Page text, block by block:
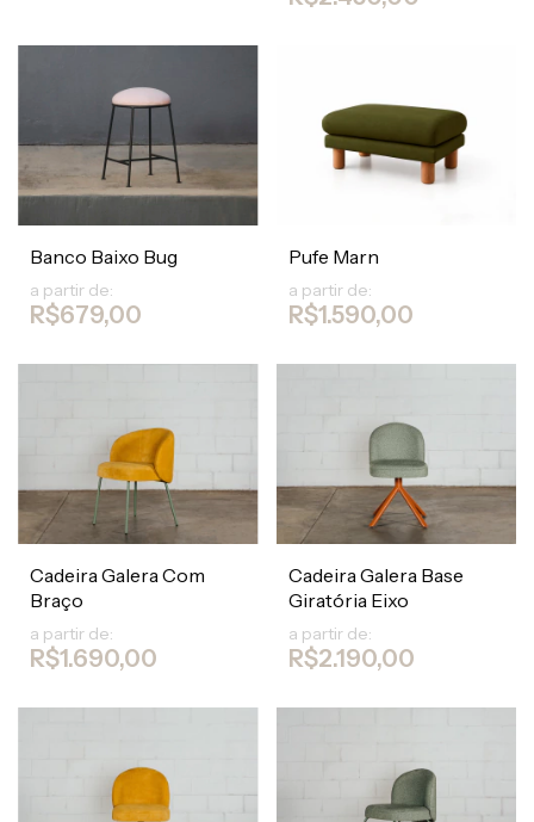
Banco Baixo Bug
a partir de:
R$679,00
Pufe Marn
a partir de:
R$1.590,00
Cadeira Galera Com
Braço
a partir de:
R$1.690,00
Cadeira Galera Base
Giratória Eixo
a partir de:
R$2.190,00